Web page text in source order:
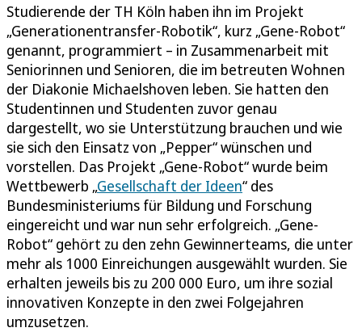
Studierende der TH Köln haben ihn im Projekt
„Generationentransfer-Robotik“, kurz „Gene-Robot“
genannt, programmiert – in Zusammenarbeit mit
Seniorinnen und Senioren, die im betreuten Wohnen
der Diakonie Michaelshoven leben. Sie hatten den
Studentinnen und Studenten zuvor genau
dargestellt, wo sie Unterstützung brauchen und wie
sie sich den Einsatz von „Pepper“ wünschen und
vorstellen. Das Projekt „Gene-Robot“ wurde beim
Wettbewerb „Gesellschaft der Ideen“ des
Bundesministeriums für Bildung und Forschung
eingereicht und war nun sehr erfolgreich. „Gene-
Robot“ gehört zu den zehn Gewinnerteams, die unter
mehr als 1000 Einreichungen ausgewählt wurden. Sie
erhalten jeweils bis zu 200 000 Euro, um ihre sozial
innovativen Konzepte in den zwei Folgejahren
umzusetzen.